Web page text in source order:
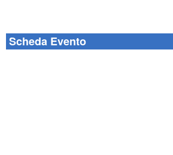
Scheda Evento